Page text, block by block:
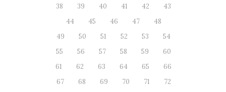
38
39 40 41 42
43
44
45 46 47
48
49
50 51 52 53
54
55
56 57 58 59
60
61
62 63 64 65
66
67
68 69 70 71
72